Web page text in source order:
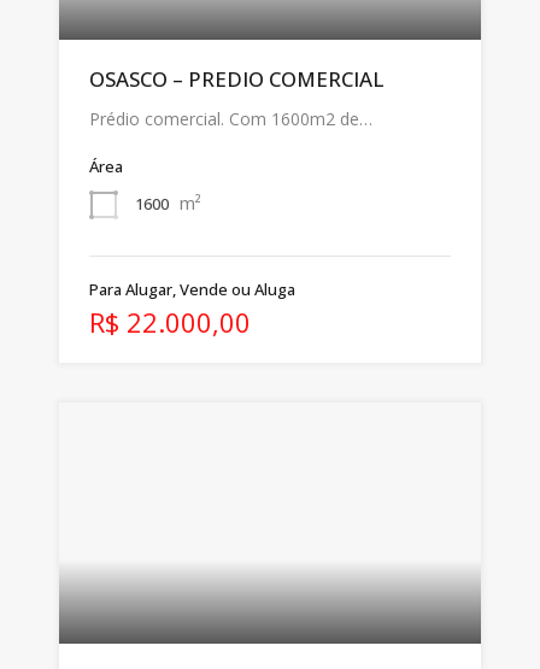
OSASCO – PREDIO COMERCIAL
Prédio comercial. Com 1600m2 de…
Área
1600 m²
Para Alugar, Vende ou Aluga
R$ 22.000,00